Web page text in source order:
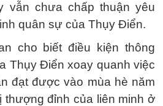
vẫn chưa chấp thuận yêu
quân sự của Thụy Điển.
cho biết điều kiện thông
Thụy Điển xoay quanh việc
đạt được vào mùa hè năm
thượng đỉnh của liên minh ở